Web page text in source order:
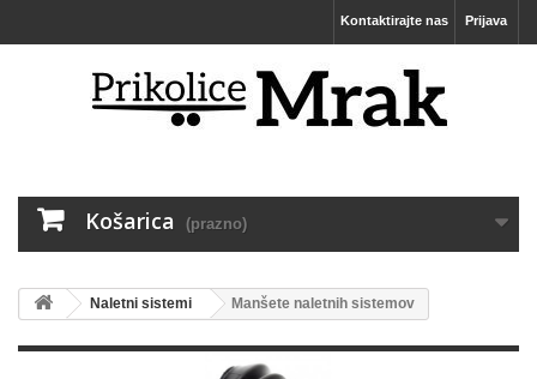
Prijava
Kontaktirajte nas
Košarica (prazno)
Naletni sistemi Manšete naletnih sistemov